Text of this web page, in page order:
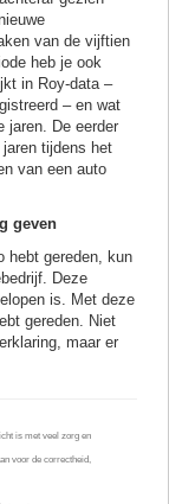
van de vijftien
heb je ook
in Roy-data –
– en wat
jaren. De eerder
tijdens het
van een auto
geven
hebt gereden, kun
Deze
is. Met deze
gereden. Niet
maar er
is met veel zorg en
voor de correctheid,